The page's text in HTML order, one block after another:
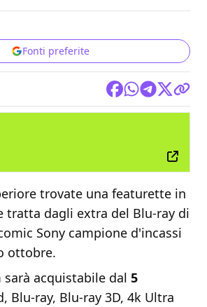
Fonti preferite
trovate una featurette in
tratta dagli extra del Blu-ray di
Sony campione d'incassi
ottobre.
acquistabile dal 5
Blu-ray, Blu-ray 3D, 4k Ultra